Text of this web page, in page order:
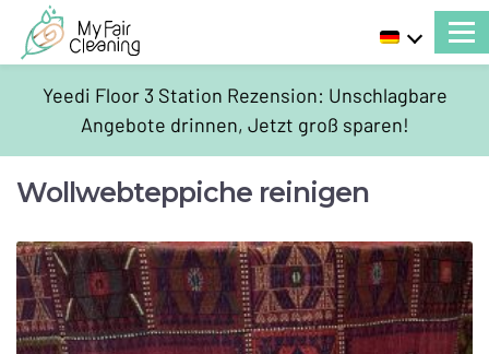
Yeedi Floor 3 Station Rezension: Unschlagbare
Angebote drinnen, Jetzt groß sparen!
Wollwebteppiche reinigen